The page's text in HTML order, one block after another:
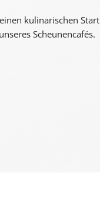
kulinarischen
Scheunencafés.